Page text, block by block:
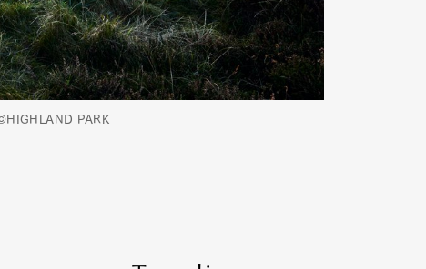
©HIGHLAND PARK